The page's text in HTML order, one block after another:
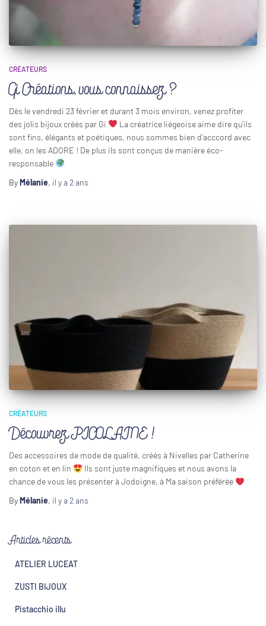
CRÉATEURS
Gi Créations, vous connaissez ?
Dès le vendredi 23 février et durant 3 mois environ, venez profiter
des jolis bijoux créés par Gi
La créatrice liégeoise aime dire qu’ils
sont fins, élégants et poétiques, nous sommes bien d’acccord avec
elle, on les ADORE ! De plus ils sont conçus de manière éco-
responsable
ByMélanie, il y a 2 ans
CRÉATEURS
Découvrez PICOLAINE !
Des accessoires de mode de qualité, créés à Nivelles par Catherine
en coton et en lin
Ils sont juste magnifiques et nous avons la
chance de vous les présenter à Jodoigne, à Ma saison préférée
ByMélanie, il y a 2 ans
Articles récents
ATELIER LUCEAT
ZUSTI BIJOUX
Pistacchio illu